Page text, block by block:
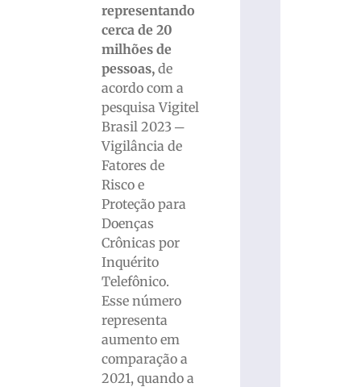
representando
cerca de 20
milhões de
pessoas, de
acordo com a
pesquisa Vigitel
Brasil 2023 ─
Vigilância de
Fatores de
Risco e
Proteção para
Doenças
Crônicas por
Inquérito
Telefônico.
Esse número
representa
aumento em
comparação a
2021, quando a